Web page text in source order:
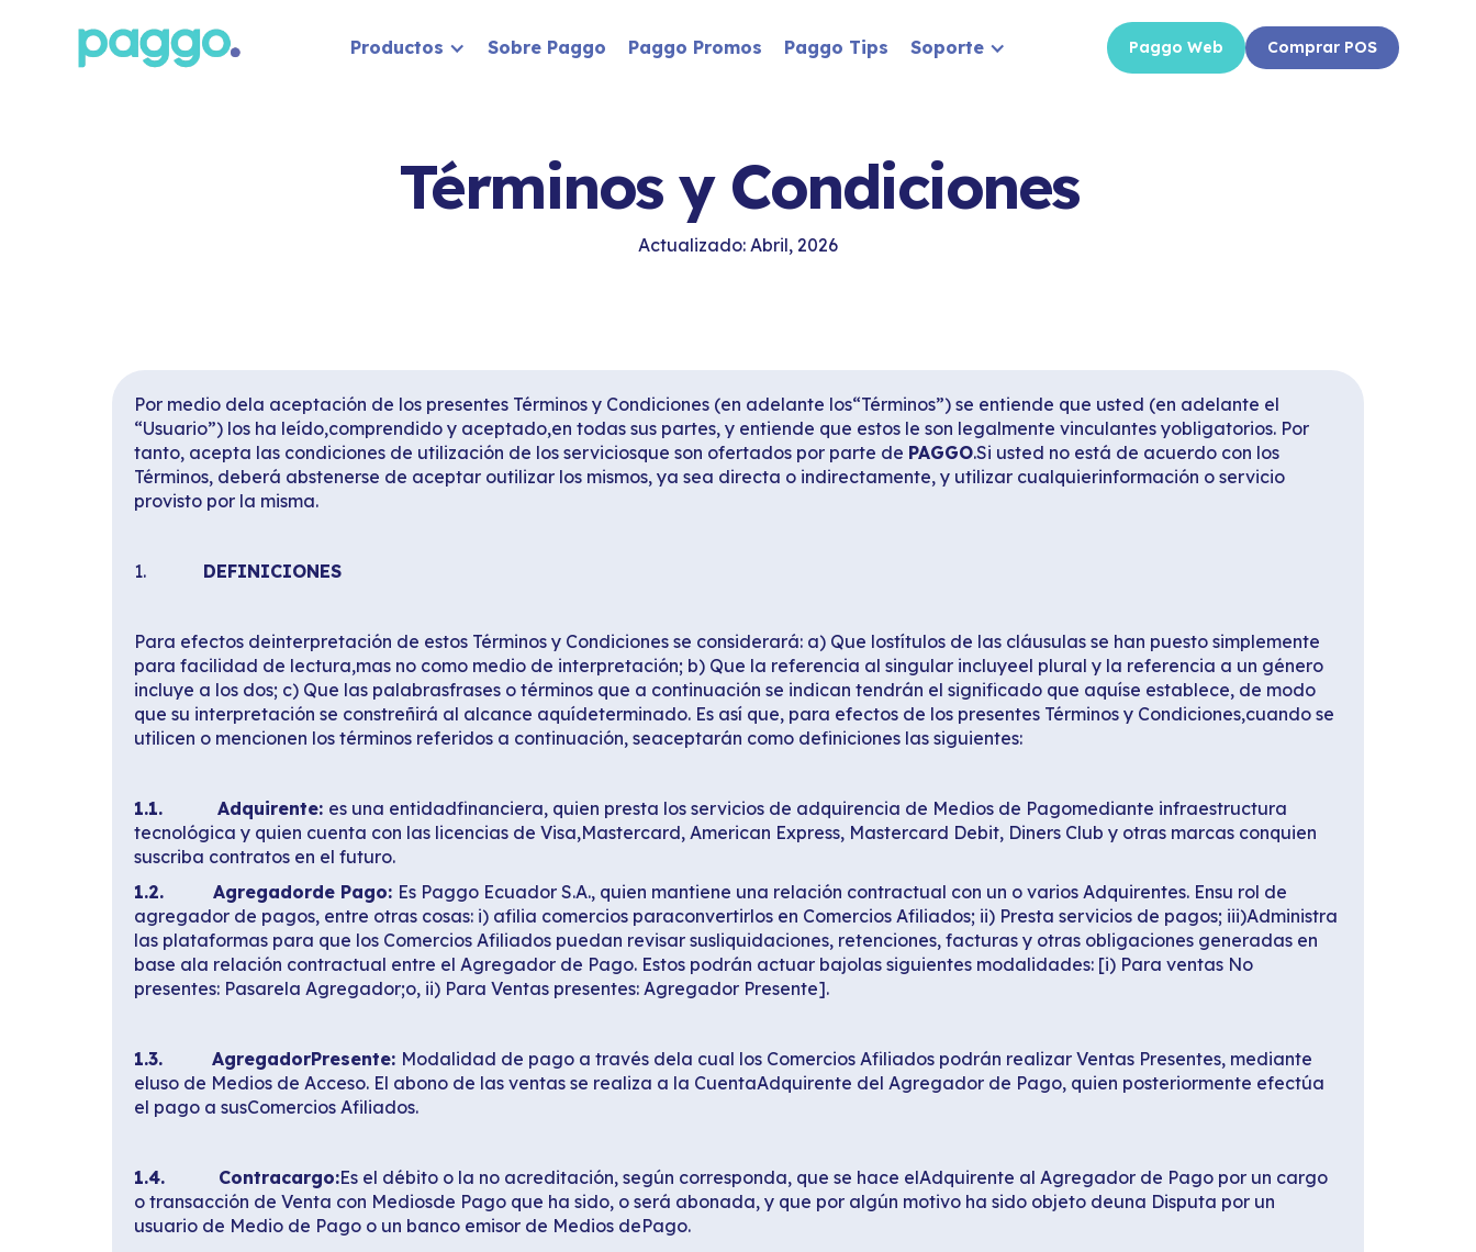
Productos Sobre Paggo Paggo Promos Paggo Tips Soporte Paggo Web Comprar POS
Términos y Condiciones
Actualizado: Abril, 2026
Por medio dela aceptación de los presentes Términos y Condiciones (en adelante los“Términos”) se entiende que usted (en adelante el
“Usuario”) los ha leído,comprendido y aceptado,en todas sus partes, y entiende que estos le son legalmente vinculantes yobligatorios. Por
tanto, acepta las condiciones de utilización de los serviciosque son ofertados por parte de PAGGO.Si usted no está de acuerdo con los
Términos, deberá abstenerse de aceptar outilizar los mismos, ya sea directa o indirectamente, y utilizar cualquierinformación o servicio
provisto por la misma.
1. DEFINICIONES
Para efectos deinterpretación de estos Términos y Condiciones se considerará: a) Que lostítulos de las cláusulas se han puesto simplemente
para facilidad de lectura,mas no como medio de interpretación; b) Que la referencia al singular incluyeel plural y la referencia a un género
incluye a los dos; c) Que las palabrasfrases o términos que a continuación se indican tendrán el significado que aquíse establece, de modo
que su interpretación se constreñirá al alcance aquídeterminado. Es así que, para efectos de los presentes Términos y Condiciones,cuando se
utilicen o mencionen los términos referidos a continuación, seaceptarán como definiciones las siguientes:
1.1. Adquirente: es una entidadfinanciera, quien presta los servicios de adquirencia de Medios de Pagomediante infraestructura
tecnológica y quien cuenta con las licencias de Visa,Mastercard, American Express, Mastercard Debit, Diners Club y otras marcas conquien
suscriba contratos en el futuro.
1.2. Agregadorde Pago: Es Paggo Ecuador S.A., quien mantiene una relación contractual con un o varios Adquirentes. Ensu rol de
agregador de pagos, entre otras cosas: i) afilia comercios paraconvertirlos en Comercios Afiliados; ii) Presta servicios de pagos; iii)Administra
las plataformas para que los Comercios Afiliados puedan revisar susliquidaciones, retenciones, facturas y otras obligaciones generadas en
base ala relación contractual entre el Agregador de Pago. Estos podrán actuar bajolas siguientes modalidades: [i) Para ventas No
presentes: Pasarela Agregador;o, ii) Para Ventas presentes: Agregador Presente].
1.3. AgregadorPresente: Modalidad de pago a través dela cual los Comercios Afiliados podrán realizar Ventas Presentes, mediante
eluso de Medios de Acceso. El abono de las ventas se realiza a la CuentaAdquirente del Agregador de Pago, quien posteriormente efectúa
el pago a susComercios Afiliados.
1.4. Contracargo:Es el débito o la no acreditación, según corresponda, que se hace elAdquirente al Agregador de Pago por un cargo
o transacción de Venta con Mediosde Pago que ha sido, o será abonada, y que por algún motivo ha sido objeto deuna Disputa por un
usuario de Medio de Pago o un banco emisor de Medios dePago.